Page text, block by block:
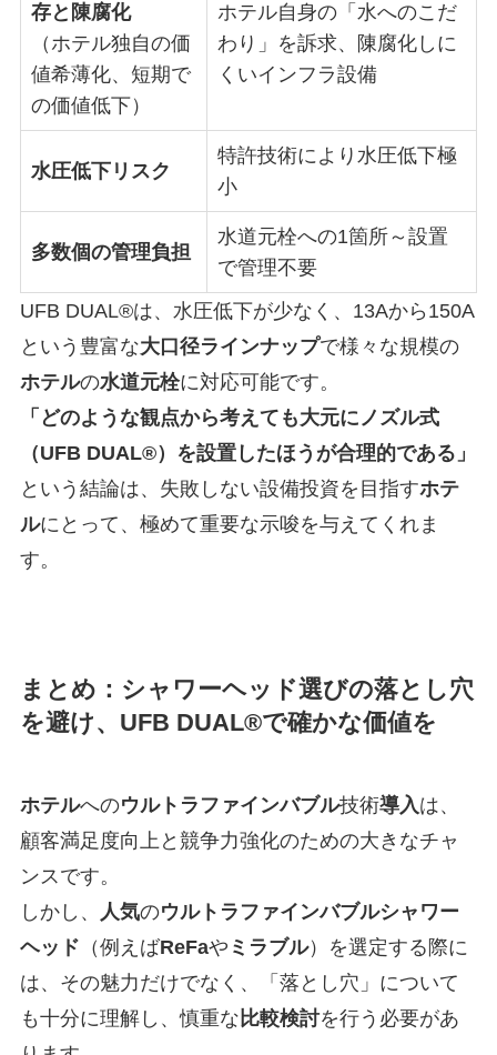
存と陳腐化
（ホテル独自の価
値希薄化、短期で
の価値低下）
ホテル自身の「水へのこだ
わり」を訴求、陳腐化しに
くいインフラ設備
水圧低下リスク
特許技術により水圧低下極
小
多数個の管理負担
水道元栓への1箇所～設置
で管理不要
UFB DUAL®は、水圧低下が少なく、13Aから150A
という豊富な大口径ラインナップで様々な規模の
ホテルの水道元栓に対応可能です。
「どのような観点から考えても大元にノズル式
（UFB DUAL®）を設置したほうが合理的である」
という結論は、失敗しない設備投資を目指すホテ
ルにとって、極めて重要な示唆を与えてくれま
す。
まとめ：シャワーヘッド選びの落とし穴
を避け、UFB DUAL®で確かな価値を
ホテルへのウルトラファインバブル技術導入は、
顧客満足度向上と競争力強化のための大きなチャ
ンスです。
しかし、
人気のウルトラファインバブルシャワー
ヘッド （例えばReFaや ミラブル）を選定する際に
は、その魅力だけでなく、「落とし穴」について
も十分に理解し、慎重な 比較検討を行う必要があ